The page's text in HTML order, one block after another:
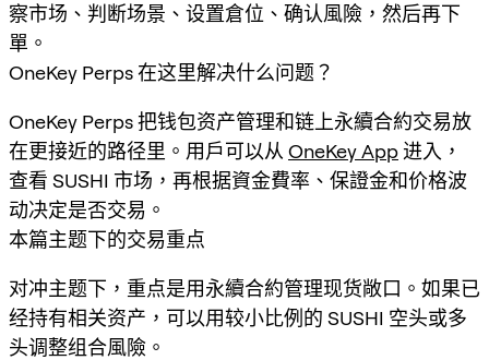
察市场、判断场景、设置倉位、确认風險，然后再下
單。
OneKey Perps 在这里解决什么问题？
OneKey Perps 把钱包资产管理和链上永續合約交易放
在更接近的路径里。用戶可以从 OneKey App进入，
查看 SUSHI 市场，再根据資金費率、保證金和价格波
动决定是否交易。
本篇主题下的交易重点
对冲主题下，重点是用永續合約管理现货敞口。如果已
经持有相关资产，可以用较小比例的 SUSHI 空头或多
头调整组合風險。